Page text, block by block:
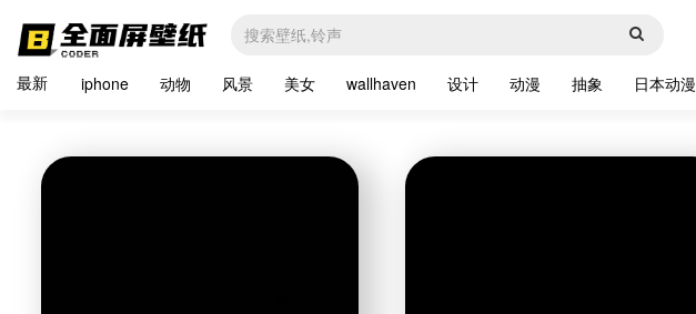
最新 iphone 动物 风景 美女 wallhaven 设计 动漫 抽象 日本动漫